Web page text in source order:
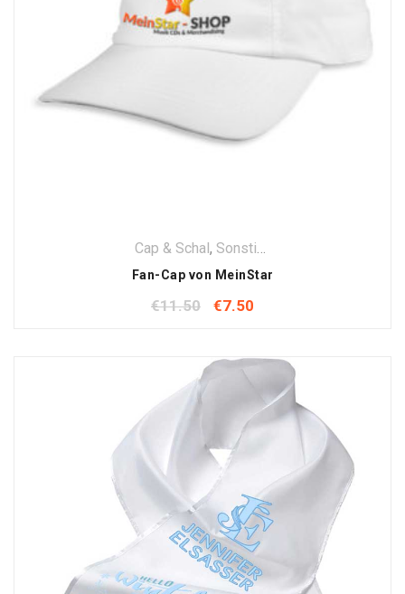
Cap & Schal, Sonstige Fanartikel
Fan-Cap von MeinStar
€11.50 €7.50